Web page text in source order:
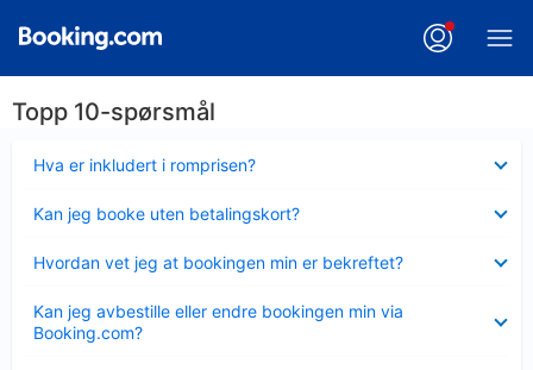
Topp 10-spørsmål
Hva er inkludert i romprisen?
mindre
Kan jeg booke uten betalingskort?
mindre
Hvordan vet jeg at bookingen min er bekreftet?
mindre
Kan jeg avbestille eller endre bookingen min via
Booking.com?
mindre